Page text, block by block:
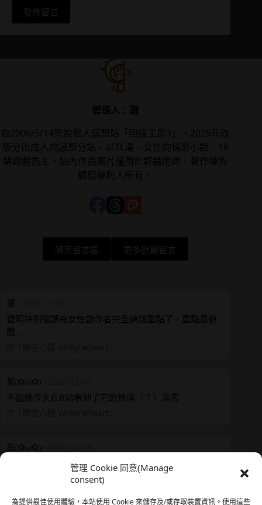
管理 Cookie 同意(Manage
consent)
為提供最佳使用體驗，本站使用 Cookie 來儲存及/或存取裝置資訊。使用這些
發佈留言
隨意留言區 更多近期留言
聲明特別強調有女性創作者完全搞錯重點了，重點是遊
戲…
於『時空心語 Valkyrieheart』
不過我今天在B站看到了它的推廣（？）廣告
於『時空心語 Valkyrieheart』
我還有在上線，但其實除了第一章，我一個人的澀澀都